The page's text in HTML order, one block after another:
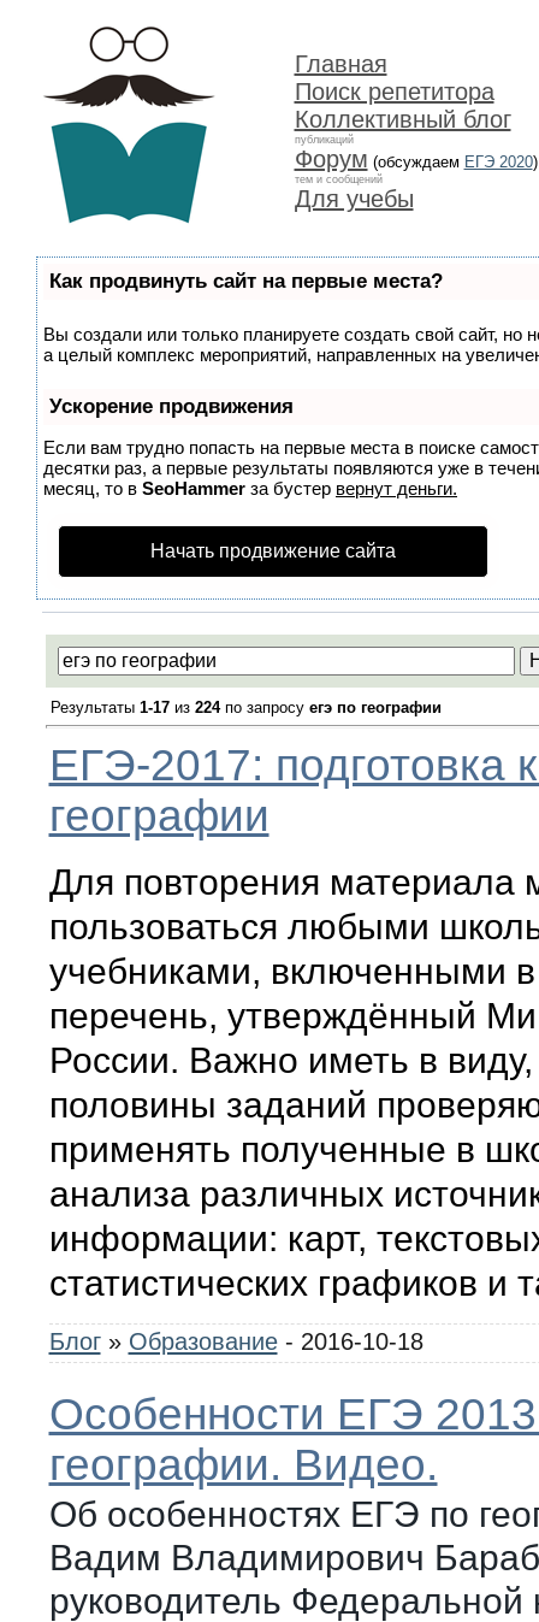
Главная
Поиск репетитора
Коллективный блог
публикаций
Форум (обсуждаем ЕГЭ 2020)
тем и сообщений
Для учебы
Как продвинуть сайт на первые места?
Вы создали или только планируете создать свой сайт, но
а целый комплекс мероприятий, направленных на
Ускорение продвижения
Если вам трудно попасть на первые места в поиске
десятки раз, а первые результаты появляются уже в
месяц, то в SeoHammer за бустер вернут деньги.
Начать продвижение сайта
Результаты 1-17из 224по запросу егэ по географии
ЕГЭ-2017: подготовка
географии
Для повторения материала
пользоваться любыми
учебниками, включенными
перечень, утверждённый
России. Важно иметь в
половины заданий
применять полученные в
анализа различных
информации: карт,
статистических графиков и
Блог » Образование- 2016-10-18
Особенности ЕГЭ
географии. Видео.
Об особенностях ЕГЭ по
Вадим Владимирович
руководитель Федеральной